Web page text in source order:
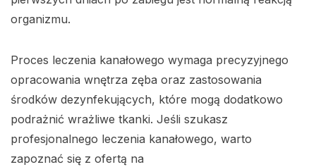
organizmu.
Proces leczenia kanałowego wymaga precyzyjnego
opracowania wnętrza zęba oraz zastosowania
środków dezynfekujących, które mogą dodatkowo
podrażnić wrażliwe tkanki. Jeśli szukasz
profesjonalnego leczenia kanałowego, warto
zapoznać się z ofertą na